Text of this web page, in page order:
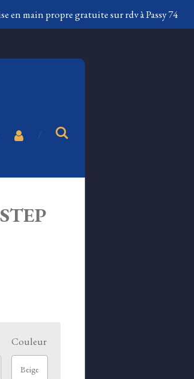
en main propre gratuite sur rdv à Passy 74
Couleur
Beige